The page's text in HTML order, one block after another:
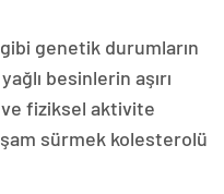
genetik durumların
besinlerin aşırı
fiziksel aktivite
sürmek kolesterolü